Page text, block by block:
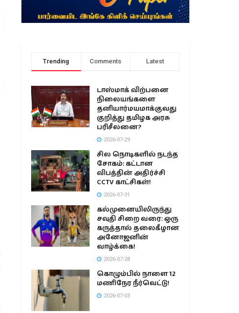
Trending Comments Latest
டாஸ்மாக் விற்பனை
நிலையங்களை
தனியார்மயமாக்குவது
குறித்து தமிழக அரசு
பரிசீலனை?
2026-07-29
சில நொடிகளில் நடந்த
சோகம்: கட்டான
விபத்தின் அதிர்ச்சி
CCTV காட்சிகள்!
2026-07-31
கல்முனையிலிருந்து
சவுதி சிறை வரை: ஒரு
கருத்தால் தலைகீழான
அனோஜனின்
வாழ்க்கை!
2026-07-28
கொழும்பில் நாளை 12
மணிநேர நீர்வெட்டு!
2026-07-03